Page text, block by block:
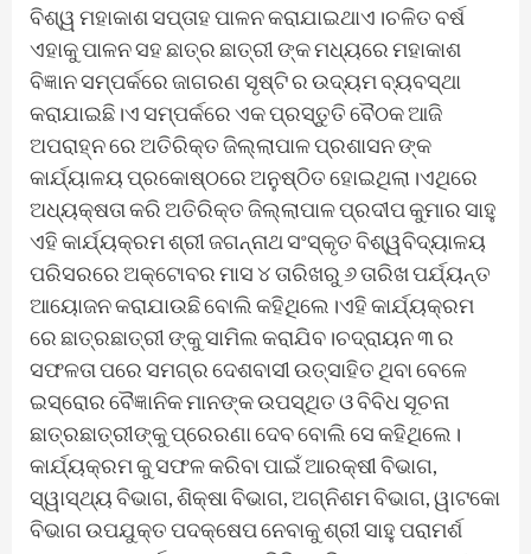
ବିଶ୍ୱ ମହାକାଶ ସପ୍ତାହ ପାଳନ କରାଯାଇଥାଏ।ଚଳିତ ବର୍ଷ
ଏହାକୁ ପାଳନ ସହ ଛାତ୍ର ଛାତ୍ରୀ ଙ୍କ ମଧ୍ୟରେ ମହାକାଶ
ବିଜ୍ଞାନ ସମ୍ପର୍କରେ ଜାଗରଣ ସୃଷ୍ଟି ର ଉଦ୍ୟମ ବ୍ୟବସ୍ଥା
କରାଯାଇଛି।ଏ ସମ୍ପର୍କରେ ଏକ ପ୍ରସ୍ତୁତି ବୈଠକ ଆଜି
ଅପରାହ୍ନ ରେ ଅତିରିକ୍ତ ଜିଲ୍ଲାପାଳ ପ୍ରଶାସନ ଙ୍କ
କାର୍ଯ୍ୟାଳୟ ପ୍ରକୋଷ୍ଠରେ ଅନୁଷ୍ଠିତ ହୋଇଥିଲା।ଏଥିରେ
ଅଧ୍ୟକ୍ଷତା କରି ଅତିରିକ୍ତ ଜିଲ୍ଲାପାଳ ପ୍ରଦୀପ କୁମାର ସାହୁ
ଏହି କାର୍ଯ୍ୟକ୍ରମ ଶ୍ରୀ ଜଗନ୍ନାଥ ସଂସ୍କୃତ ବିଶ୍ୱବିଦ୍ୟାଳୟ
ପରିସରରେ ଅକ୍ଟୋବର ମାସ ୪ ତାରିଖରୁ ୬ ତାରିଖ ପର୍ଯ୍ୟନ୍ତ
ଆୟୋଜନ କରାଯାଉଛି ବୋଲି କହିଥିଲେ।ଏହି କାର୍ଯ୍ୟକ୍ରମ
ରେ ଛାତ୍ରଛାତ୍ରୀ ଙ୍କୁ ସାମିଲ କରାଯିବ।ଚଦ୍ରାୟନ ୩ ର
ସଫଳତା ପରେ ସମଗ୍ର ଦେଶବାସୀ ଉତ୍ସାହିତ ଥିବା ବେଳେ
ଇସ୍ରୋର ବୈଜ୍ଞାନିକ ମାନଙ୍କ ଉପସ୍ଥିତ ଓ ବିବିଧ ସୂଚନା
ଛାତ୍ରଛାତ୍ରୀଙ୍କୁ ପ୍ରେରଣା ଦେବ ବୋଲି ସେ କହିଥିଲେ।
କାର୍ଯ୍ୟକ୍ରମ କୁ ସଫଳ କରିବା ପାଇଁ ଆରକ୍ଷୀ ବିଭାଗ,
ସ୍ୱାସ୍ଥ୍ୟ ବିଭାଗ, ଶିକ୍ଷା ବିଭାଗ, ଅଗ୍ନିଶମ ବିଭାଗ, ୱାଟକୋ
ବିଭାଗ ଉପଯୁକ୍ତ ପଦକ୍ଷେପ ନେବାକୁ ଶ୍ରୀ ସାହୁ ପରାମର୍ଶ